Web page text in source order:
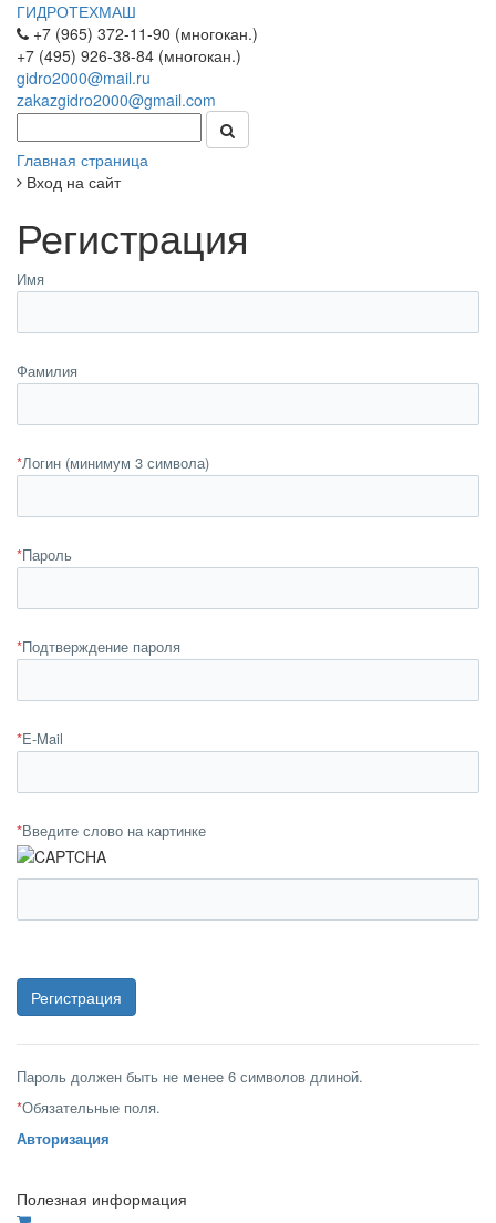
ГИДРОТЕХМАШ
+7 (965) 372-11-90 (многокан.)
+7 (495) 926-38-84 (многокан.)
gidro2000@mail.ru
zakazgidro2000@gmail.com
Главная страница
Вход на сайт
Регистрация
Имя
Фамилия
*Логин (минимум 3 символа)
*Пароль
*Подтверждение пароля
*E-Mail
*Введите слово на картинке
Пароль должен быть не менее 6 символов длиной.
*Обязательные поля.
Авторизация
Полезная информация